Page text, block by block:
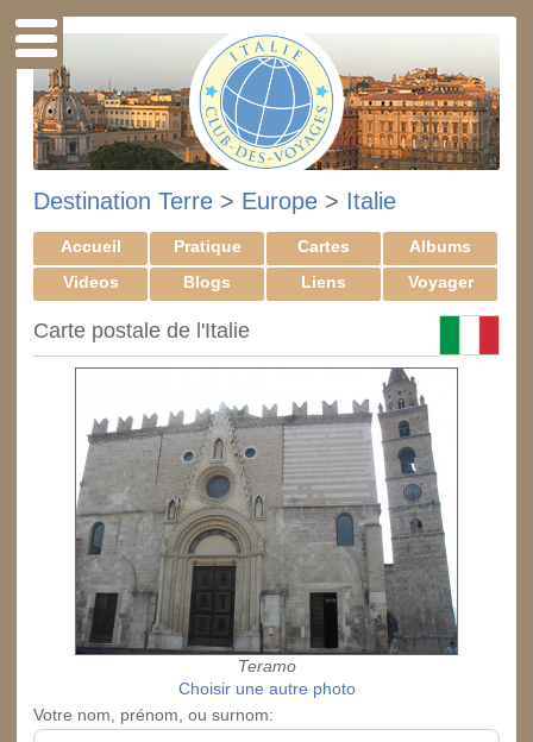
Destination Terre > Europe > Italie
Accueil Pratique Cartes
Albums
Videos
Blogs Liens Voyager
Carte postale de l'Italie
Teramo
Choisir une autre photo
Votre nom, prénom, ou surnom: